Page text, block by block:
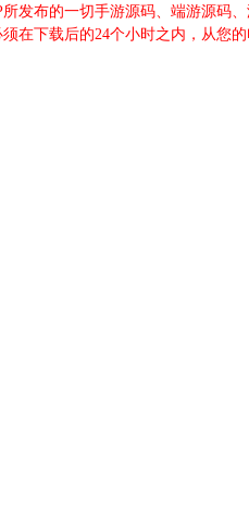
发布的一切手游源码、端游源码
在下载后的24个小时之内，从您